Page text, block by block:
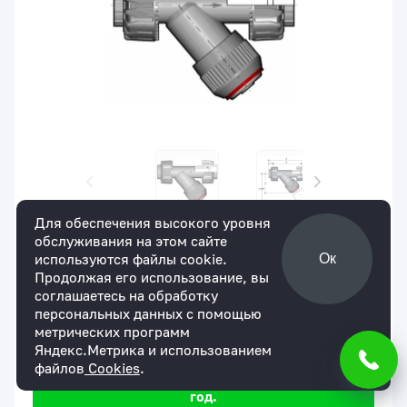
В наличии Артикул: RVUIC040E
Грязевой фильтр RV ХПВХ с муфтовыми
окончаниями d40 (DN32)
для юр. лиц
20214 ₽
для физ. лиц
Мы уверены в надежности нашей продукции.
На все товары действует гарантия сроком 1
год.
Для обеспечения высокого уровня
обслуживания на этом сайте
используются файлы cookie.
Продолжая его использование, вы
соглашаетесь на обработку
персональных данных с помощью
метрических программ
Яндекс.Метрика и использованием
файлов Cookies.
Ок